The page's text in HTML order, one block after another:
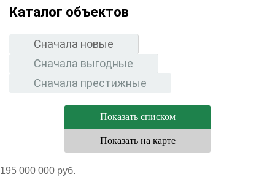
Каталог объектов
Сначала новые
Сначала выгодные
Сначала престижные
Показать списком
Показать на карте
195 000 000 руб.